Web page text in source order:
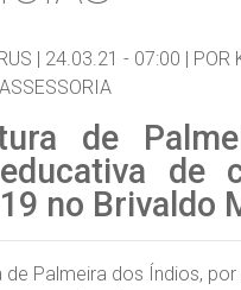
| 24.03.21 - 07:00 | POR
de
de
no Brivaldo
de Palmeira dos Índios,